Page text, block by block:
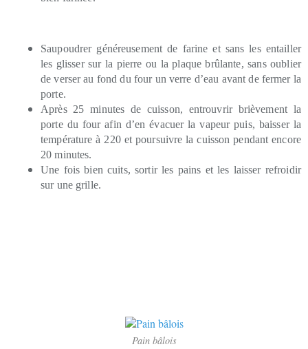
Saupoudrer généreusement de farine et sans les entailler
les glisser sur la pierre ou la plaque brûlante, sans oublier
de verser au fond du four un verre d’eau avant de fermer la
porte.
Après 25 minutes de cuisson, entrouvrir brièvement la
porte du four afin d’en évacuer la vapeur puis, baisser la
température à 220 et poursuivre la cuisson pendant encore
20 minutes.
Une fois bien cuits, sortir les pains et les laisser refroidir
sur une grille.
Pain bâlois